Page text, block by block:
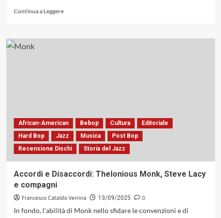
Continua a LeggereLeggi
su
rigore
formale
e
libertà
African-American Bebop Cultura
Editoriale
Hard Bop
Jazz Musica
Post Bop
Recensione Dischi
Storia del Jazz
Accordi e Disaccordi: Thelonious Monk, Steve Lacy
e compagni
Francesco Cataldo Verrina 13/09/2025
0
In fondo, l'abilità di Monk nello sfidare le convenzioni e di